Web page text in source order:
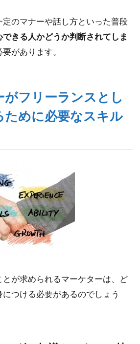
定のマナーや話し方といった普段
できる人かどうか判断されてしま
があります。
がフリーランスとし
ために必要なスキル
とが求められるマーケターは、ど
つける必要があるのでしょう